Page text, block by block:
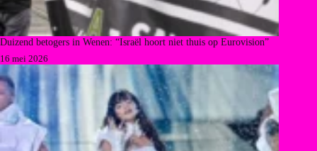
Duizend betogers in Wenen: “Israël hoort niet thuis op Eurovision”
16 mei 2026